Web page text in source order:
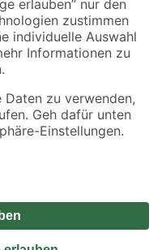
Angebote sind unter
Verfügbarkeiten beziehen
Artikel mit Speditionsversand, hier
Vertrag widerrufen